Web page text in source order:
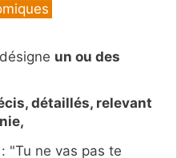
désigne un ou des
détaillés, relevant
"Tu ne vas pas te